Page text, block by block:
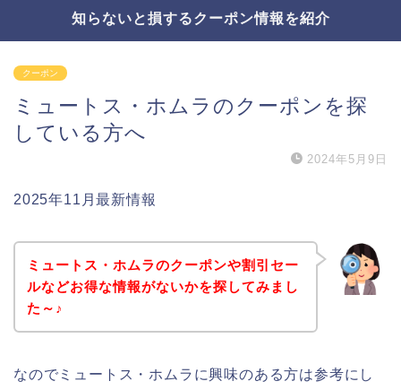
知らないと損するクーポン情報を紹介
クーポン
ミュートス・ホムラのクーポンを探
している方へ
2024年5月9日
2025年11月最新情報
ミュートス・ホムラのクーポンや割引セー
ルなどお得な情報がないかを探してみまし
た～♪
なのでミュートス・ホムラに興味のある方は参考にし